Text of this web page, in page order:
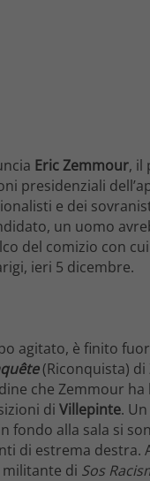
Eric Zemmour, il
presidenziali
e dei
un uomo
del comizio con
ieri 5 dicembre.
agitato, è finito
(Riconquista) di
che Zemmour
di Villepinte.
fondo alla sala si
di estrema destra.
di Sos